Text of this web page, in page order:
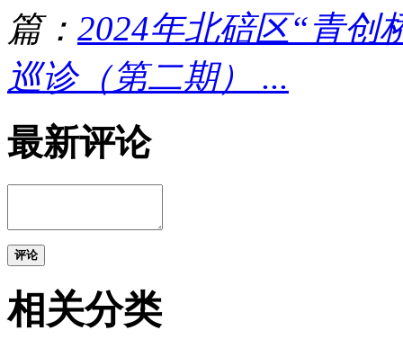
篇： 2024年北碚区“青
巡诊（第二期） ...
最新评论
评论
相关分类